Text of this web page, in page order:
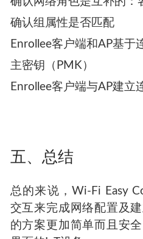
在Network Introduction
程：
Enrollee客户端与AP确认
名
Enrollee客户端和AP基于
Enrollee客户端与AP建立